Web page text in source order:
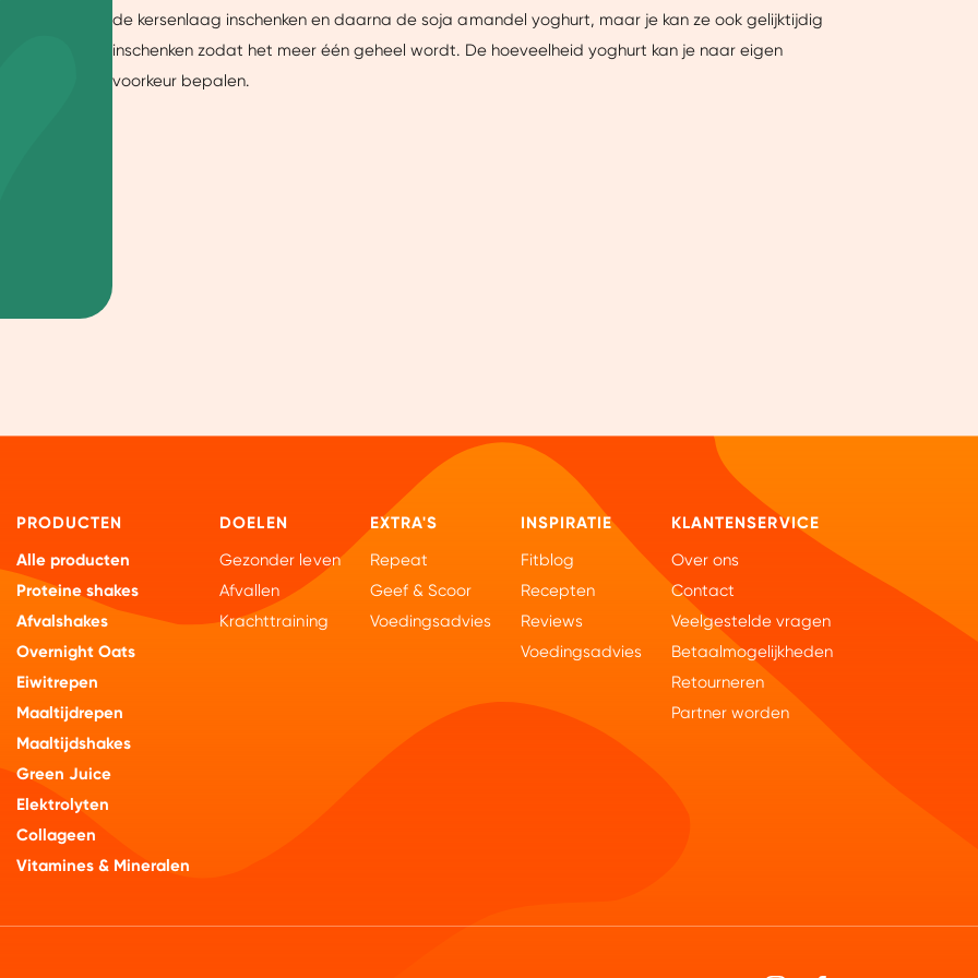
ervaring beter te maken.
website beter afstemmen op jouw voorkeuren, je relevante content laten zien en je
helpen ze ons om onze website te verbeteren. We delen beperkte informatie met
de kersenlaag inschenken en daarna de soja amandel yoghurt, maar je kan ze ook gelijktijdig
inschenken zodat het meer één geheel wordt. De hoeveelheid yoghurt kan je naar eigen
voorkeur bepalen.
PRODUCTEN
Alle producten
Proteine shakes
Afvalshakes
Overnight Oats
Eiwitrepen
Maaltijdrepen
Maaltijdshakes
Green Juice
Elektrolyten
Collageen
Vitamines & Mineralen
DOELEN
Gezonder leven
Afvallen
Krachttraining
EXTRA'S
Repeat
Geef & Scoor
Voedingsadvies
INSPIRATIE
Fitblog
Recepten
Reviews
Voedingsadvies
KLANTENSERVICE
Over ons
Contact
Veelgestelde vragen
Betaalmogelijkheden
Retourneren
Partner worden